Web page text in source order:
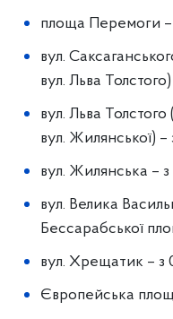
площа Перемоги –
вул.
вул. Льва
вул. Льва Толстого
вул. Жилянської) –
вул. Жилянська – з
вул. Велика
Бессарабської
вул. Хрещатик – з
Європейська